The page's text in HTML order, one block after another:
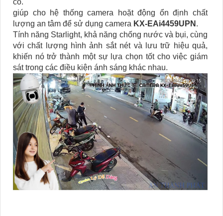
có.
giúp cho hệ thống camera hoặt động ổn định chất
lượng an tâm để sử dụng camera KX-EAi4459UPN .
Tính năng Starlight, khả năng chống nước và bụi, cùng
với chất lượng hình ảnh sắt nét và lưu trữ hiệu quả,
khiến nó trở thành một sự lựa chọn tốt cho việc giám
sát trong các điều kiện ánh sáng khác nhau.